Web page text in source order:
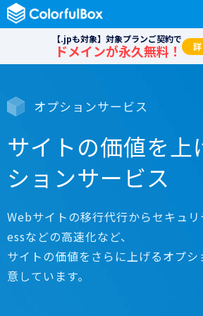
【.jpも対象】対象プランご契約で
ドメインが永久無料！
オプションサービス
サイトの価値を上
ションサービス
Webサイトの移行代行からセキュ
essなどの高速化など、
サイトの価値をさらに上げるオプ
意しています。